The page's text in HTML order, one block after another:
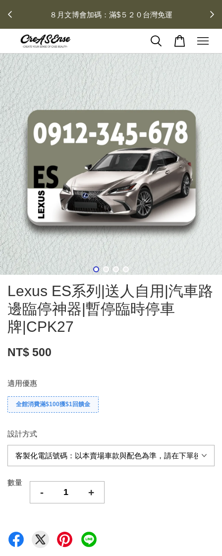
８月文博會加碼：滿$５２０台灣免運
Lexus ES系列|送人自用|汽車路
邊臨停神器|暫停臨時停車
牌|CPK27
NT$ 500
適用優惠
全館消費滿$100獲$1回饋金
設計方式
數量
- +